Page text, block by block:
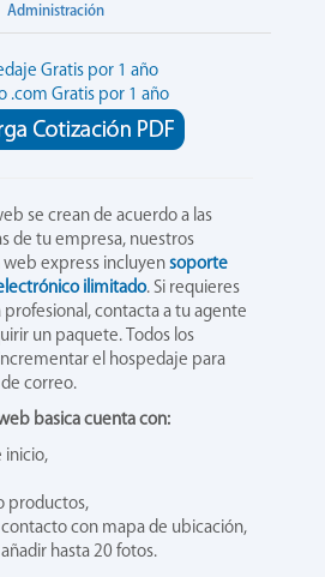
Administración
Gratis por 1 año
.com Gratis por 1 año
se crean de acuerdo a las
de tu empresa, nuestros
web express incluyen soporte
ilimitado. Si requieres
contacta a tu agente
un paquete. Todos los
el hospedaje para
correo.
web basica cuenta con:
inicio,
productos,
contacto con mapa de ubicación,
hasta 20 fotos.